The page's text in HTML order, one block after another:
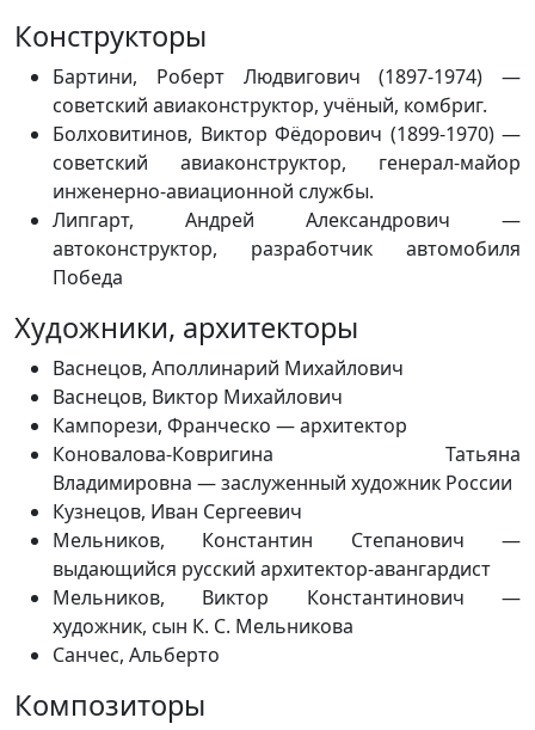
Конструкторы
Бартини, Роберт Людвигович (1897-1974) —
советский авиаконструктор, учёный, комбриг.
Болховитинов, Виктор Фёдорович (1899-1970) —
советский авиаконструктор, генерал-майор
инженерно-авиационной службы.
Липгарт, Андрей Александрович —
автоконструктор, разработчик автомобиля
Победа
Художники, архитекторы
Васнецов, Аполлинарий Михайлович
Васнецов, Виктор Михайлович
Кампорези, Франческо — архитектор
Коновалова-Ковригина Татьяна
Владимировна — заслуженный художник России
Кузнецов, Иван Сергеевич
Мельников, Константин Степанович —
выдающийся русский архитектор-авангардист
Мельников, Виктор Константинович —
художник, сын К. С. Мельникова
Санчес, Альберто
Композиторы